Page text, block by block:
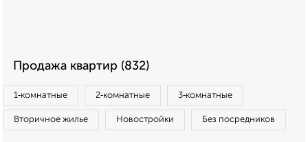
Продажа квартир (832)
1‑комнатные 2‑комнатные 3‑комнатные
Вторичное жилье Новостройки Без посредников